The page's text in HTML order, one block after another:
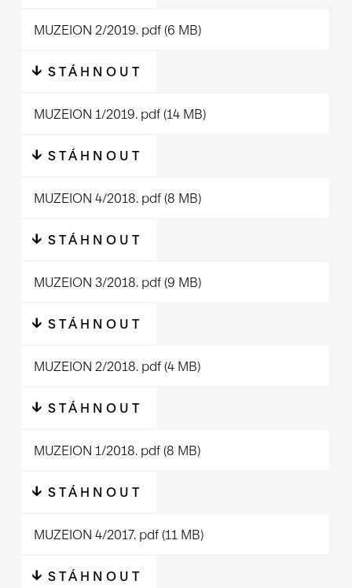
MUZEION 2/2019. pdf (6 MB)
STÁHNOUT
MUZEION 1/2019. pdf (14 MB)
STÁHNOUT
MUZEION 4/2018. pdf (8 MB)
STÁHNOUT
MUZEION 3/2018. pdf (9 MB)
STÁHNOUT
MUZEION 2/2018. pdf (4 MB)
STÁHNOUT
MUZEION 1/2018. pdf (8 MB)
STÁHNOUT
MUZEION 4/2017. pdf (11 MB)
STÁHNOUT